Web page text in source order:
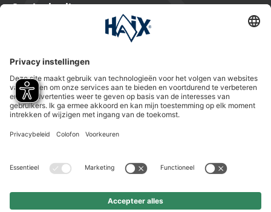
Service hotline
HAIX Group
Shop Service
Nieuwsbrief